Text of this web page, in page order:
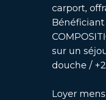
carport,
sur un
douche /
Loyer